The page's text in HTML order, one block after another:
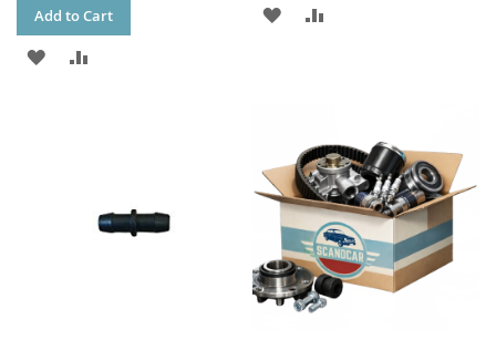
Add to Cart
ADD
ADD